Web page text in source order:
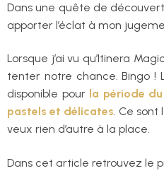
Dans une quête de
apporter l’éclat à mon
Lorsque j’ai vu qu’Itinera
tenter notre chance. Bingo !
disponible pour la période
pastels et délicates. Ce sont
veux rien d’autre à la place.
Dans cet article retrouvez le